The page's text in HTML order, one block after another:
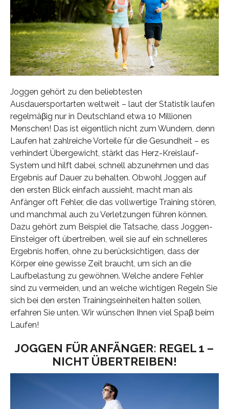
Joggen gehört zu den beliebtesten
Ausdauersportarten weltweit – laut der Statistik laufen
regelmäβig nur in Deutschland etwa 10 Millionen
Menschen! Das ist eigentlich nicht zum Wundern, denn
Laufen hat zahlreiche Vorteile für die Gesundheit – es
verhindert Übergewicht, stärkt das Herz-Kreislauf-
System und hilft dabei, schnell abzunehmen und das
Ergebnis auf Dauer zu behalten. Obwohl Joggen auf
den ersten Blick einfach aussieht, macht man als
Anfänger oft Fehler, die das vollwertige Training stören,
und manchmal auch zu Verletzungen führen können.
Dazu gehört zum Beispiel die Tatsache, dass Joggen-
Einsteiger oft übertreiben, weil sie auf ein schnelleres
Ergebnis hoffen, ohne zu berücksichtigen, dass der
Körper eine gewisse Zeit braucht, um sich an die
Laufbelastung zu gewöhnen. Welche andere Fehler
sind zu vermeiden, und an welche wichtigen Regeln Sie
sich bei den ersten Trainingseinheiten halten sollen,
erfahren Sie unten. Wir wünschen Ihnen viel Spaβ beim
Laufen!
JOGGEN FÜR ANFÄNGER: REGEL 1 –
NICHT ÜBERTREIBEN!